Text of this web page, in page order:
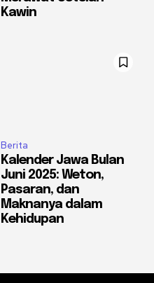
Kawin
Berita
Kalender Jawa Bulan
Juni 2025: Weton,
Pasaran, dan
Maknanya dalam
Kehidupan